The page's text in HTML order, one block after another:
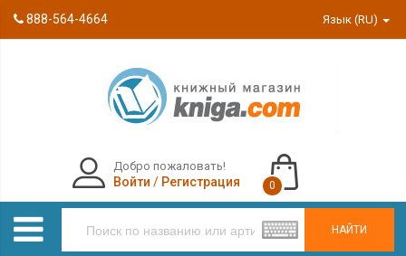
888-564-4664 Язык (RU)
НАЙТИ
Добро пожаловать!
Войти / Регистрация 0